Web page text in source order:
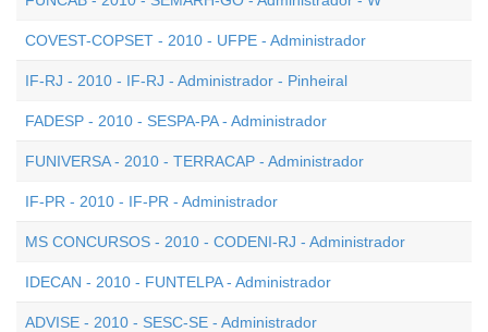
COVEST-COPSET - 2010 - UFPE - Administrador
IF-RJ - 2010 - IF-RJ - Administrador - Pinheiral
FADESP - 2010 - SESPA-PA - Administrador
FUNIVERSA - 2010 - TERRACAP - Administrador
IF-PR - 2010 - IF-PR - Administrador
MS CONCURSOS - 2010 - CODENI-RJ - Administrador
IDECAN - 2010 - FUNTELPA - Administrador
ADVISE - 2010 - SESC-SE - Administrador